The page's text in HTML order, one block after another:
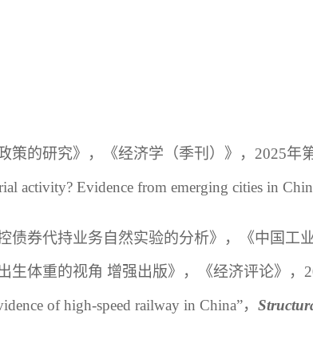
的研究》，《经济学（季刊）》，2025年第
activity? Evidence from emerging cities in
券代持业务自然实验的分析》，《中国工
体重的视角 增强出版》，《经济评论》， 2
of high-speed railway in China”，